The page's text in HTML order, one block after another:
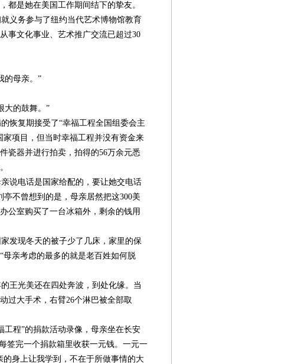
都是她在美国工作期间结下的挚友。
义务参与了纽约当代艺术博物馆教育
事文化事业、艺术推广交流已超过30
的母亲。”
大的鼓舞。”
恢复期接受了“幸福工程全国组委会主
项目，但当时幸福工程并没有资金来
瓷器并进行拍卖，拍得的56万余元悉
说电话是国家给配的，要让她交电话
不曾想到的是，母亲居然把这300美
公室购买了一台冰箱外，剩余的钱用
发现冬天的被子少了几床，家里的保
亲考虑的最多的就是老百姓如何脱
王光美还在四处奔波，到处化缘。当
过大手术，右臂26个淋巴被全部取
程”的捐款活动录像，母亲坐在长安
签完一个捐款箱里收获一元钱。一元一
身上让我学到，不在于所做事情的大